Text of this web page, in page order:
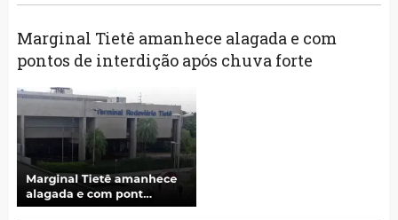
Marginal Tietê amanhece alagada e com
pontos de interdição após chuva forte